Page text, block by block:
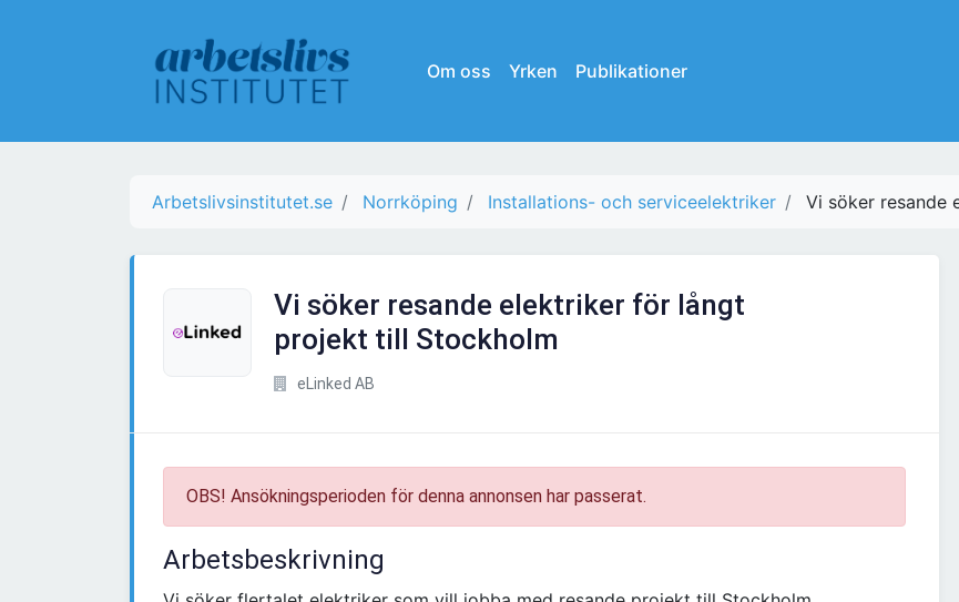
Om oss Yrken Publikationer
Arbetslivsinstitutet.se Norrköping Installations- och serviceelektriker Vi söker resande
Vi söker resande elektriker för långt
projekt till Stockholm
eLinked AB
OBS! Ansökningsperioden för denna annonsen har passerat.
Arbetsbeskrivning